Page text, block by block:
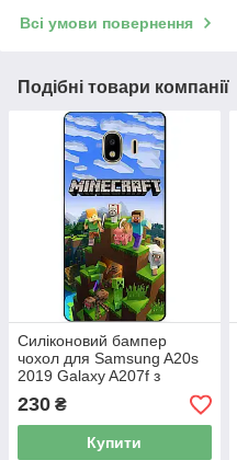
Всі умови повернення
Подібні товари компанії
Силіконовий бампер
чохол для Samsung A20s
2019 Galaxy A207f з
230 ₴
Купити